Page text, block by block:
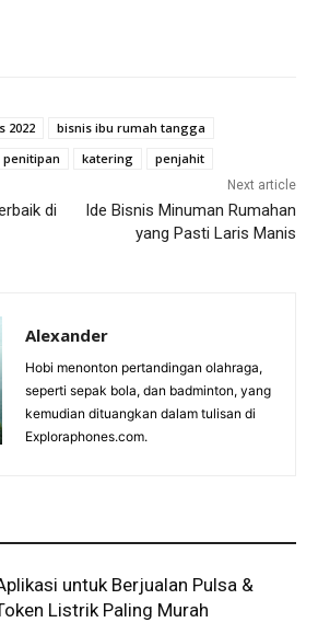
2022
bisnis ibu rumah tangga
penitipan katering penjahit
di
Next article
Ide Bisnis Minuman Rumahan
yang Pasti Laris Manis
Alexander
Hobi menonton pertandingan olahraga,
seperti sepak bola, dan badminton, yang
kemudian dituangkan dalam tulisan di
Exploraphones.com.
untuk Berjualan Pulsa &
Listrik Paling Murah